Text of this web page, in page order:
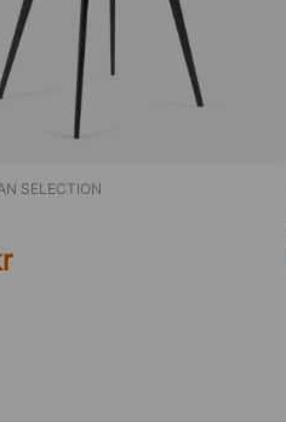
SELECTION